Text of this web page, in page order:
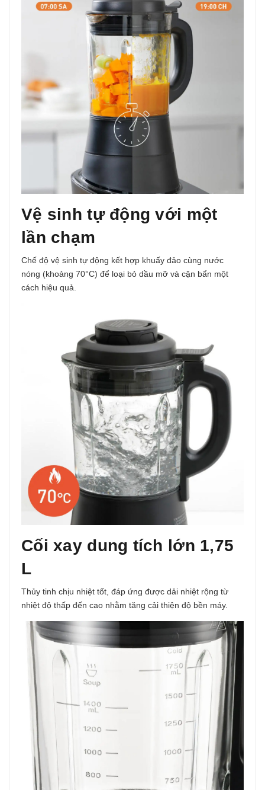
Vệ sinh tự động với một
lần chạm
Chế độ vệ sinh tự động kết hợp khuấy đảo cùng nước
nóng (khoảng 70°C) để loại bỏ dầu mỡ và cặn bẩn một
cách hiệu quả.
Cối xay dung tích lớn 1,75
L
Thủy tinh chịu nhiệt tốt, đáp ứng được dải nhiệt rộng từ
nhiệt độ thấp đến cao nhằm tăng cải thiện độ bền máy.